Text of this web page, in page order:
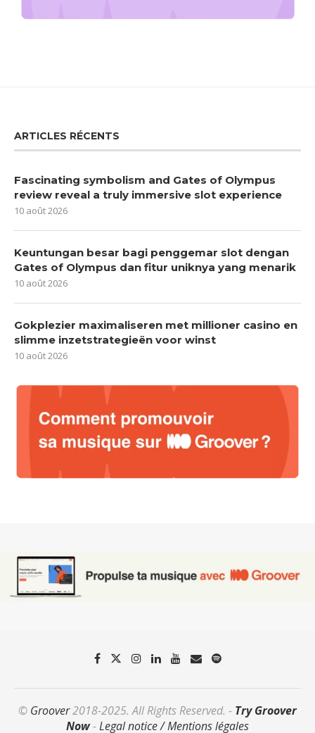
ARTICLES RÉCENTS
Fascinating symbolism and Gates of Olympus
review reveal a truly immersive slot experience
10 août 2026
Keuntungan besar bagi penggemar slot dengan
Gates of Olympus dan fitur uniknya yang menarik
10 août 2026
Gokplezier maximaliseren met millioner casino en
slimme inzetstrategieën voor winst
10 août 2026
© Groover2018-2025. All Rights Reserved. - Try Groover
Now-Legal notice / Mentions légales